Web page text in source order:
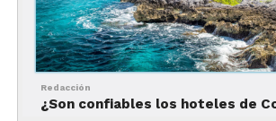
Orlando Resortfue la deHagrid’s
Creatures Motorbike Adventure,
un par de semanas.
Redacción
¿Son confiables los hoteles de